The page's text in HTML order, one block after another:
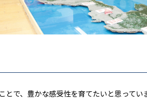
で、豊かな感受性を育てたいと思ってい